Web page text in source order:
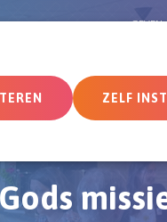
ZELF
Actueel
GEVEN